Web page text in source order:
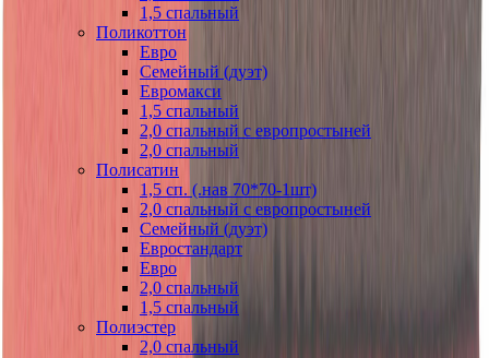
1,5 спальный
Поликоттон
Евро
Семейный (дуэт)
Евромакси
1,5 спальный
2,0 спальный с европростыней
2,0 спальный
Полисатин
1,5 сп. (.нав 70*70-1шт)
2,0 спальный с европростыней
Семейный (дуэт)
Евростандарт
Евро
2,0 спальный
1,5 спальный
Полиэстер
2,0 спальный